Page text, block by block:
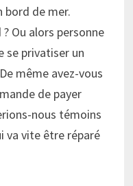
bord de mer.
? Ou alors personne
se privatiser un
même avez-vous
de payer
nous témoins
va vite être réparé